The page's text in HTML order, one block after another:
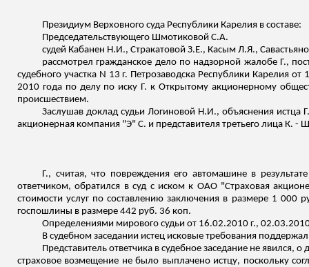
Президиум Верховного суда Республики Карелия в составе:
Председательствующего Шмотиковой С.А.
судей Кабанен Н.И., Стракатовой З.Е., Касым Л.Я.,
рассмотрел гражданское дело по надзорной жалобе Г.,
судебного участка N 13 г. Петрозаводска Республики Карелия
2010 года по делу по иску Г. к Открытому акционерному
происшествием.
Заслушав доклад судьи Логиновой Н.И., объяснения
акционерная компания "Э" С. и представителя третьего лица К.
Г., считая, что повреждения его автомашине в
ответчиком, обратился в суд с иском к ОАО "Страховая
стоимости услуг по составлению заключения в размере 1 000
госпошлины в размере 442 руб. 36 коп.
Определениями мирового судьи от 16.02.2010 г.,
В судебном заседании истец исковые требования
Представитель ответчика в судебное заседание не
страховое возмещение не было выплачено истцу, поскольку